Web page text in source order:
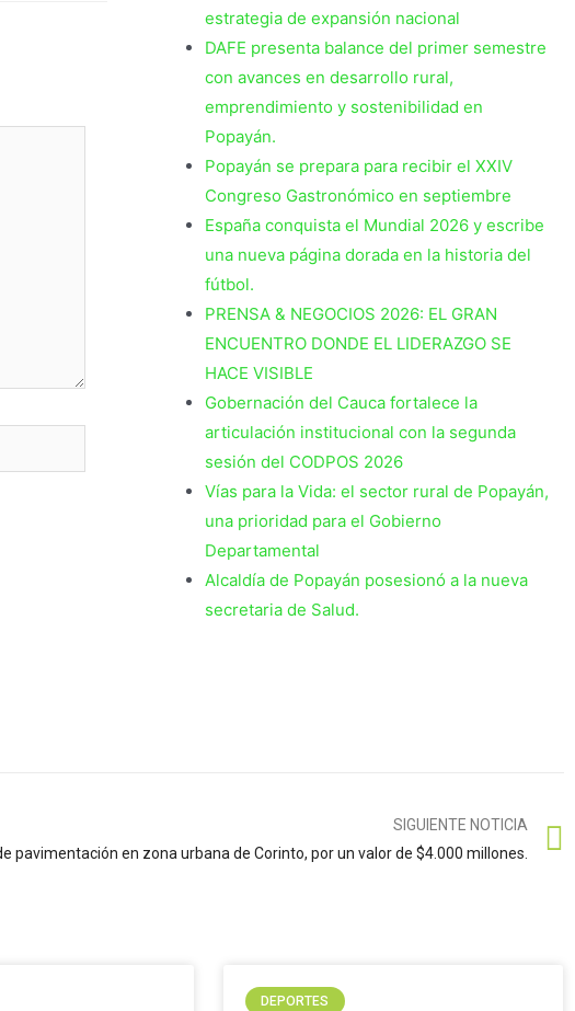
estrategia de expansión nacional
DAFE presenta balance del primer semestre
con avances en desarrollo rural,
emprendimiento y sostenibilidad en
Popayán.
Popayán se prepara para recibir el XXIV
Congreso Gastronómico en septiembre
España conquista el Mundial 2026 y escribe
una nueva página dorada en la historia del
fútbol.
PRENSA & NEGOCIOS 2026: EL GRAN
ENCUENTRO DONDE EL LIDERAZGO SE
HACE VISIBLE
Gobernación del Cauca fortalece la
articulación institucional con la segunda
sesión del CODPOS 2026
Vías para la Vida: el sector rural de Popayán,
una prioridad para el Gobierno
Departamental
Alcaldía de Popayán posesionó a la nueva
secretaria de Salud.
SIGUIENTE NOTICIA
pavimentación en zona urbana de Corinto, por un valor de $4.000 millones.
DEPORTES